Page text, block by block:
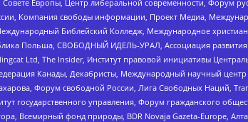
Европы, Центр либеральной современности, Форум
Компания свободы информации, Проект Медиа,
Библейский Колледж, Международное
Польша, СВОБОДНЫЙ ИДЕЛЬ-УРАЛ, Ассоциация
Ltd, The Insider, Институт правовой инициативы
Канады, Декабристы, Международный научный
Форум свободной России, Лига Свободных Наций,
государственного управления, Форум гражданского
Всемирный фонд природы, BDR Novaja Gazeta-Europe,